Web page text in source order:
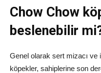
Chow Chow
beslenebilir
Genel olarak sert mizacı ve
köpekler, sahiplerine son